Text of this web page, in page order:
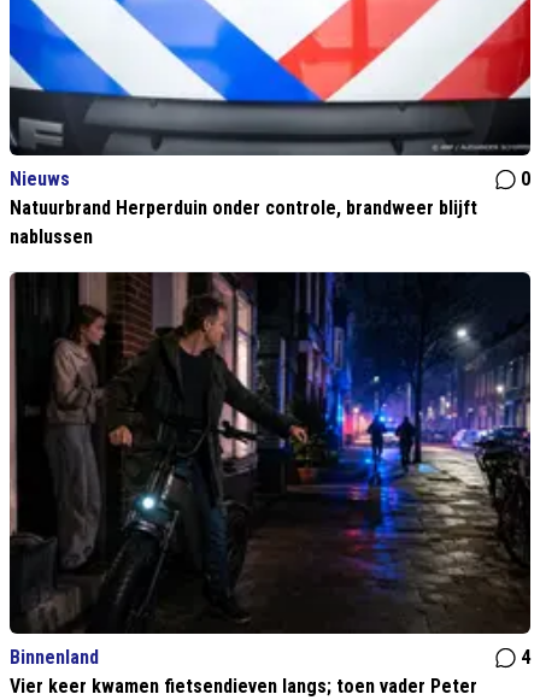
Nieuws
0
Natuurbrand Herperduin onder controle, brandweer blijft
nablussen
Binnenland
4
Vier keer kwamen fietsendieven langs; toen vader Peter